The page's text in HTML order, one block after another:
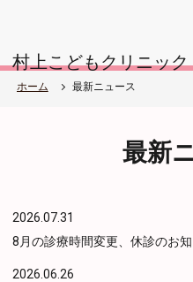
村上こどもクリニック
ホーム 最新ニュース
最新
2026.07.31
8月の診療時間変更、休診のお
2026.06.26